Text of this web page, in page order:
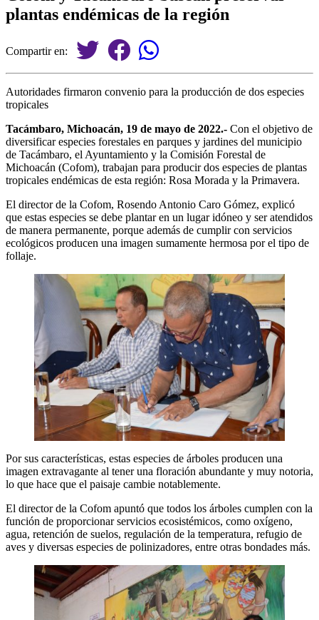
plantas endémicas de la región
Compartir en:
Autoridades firmaron convenio para la producción de dos especies
tropicales
Tacámbaro, Michoacán, 19 de mayo de 2022.- Con el objetivo de
diversificar especies forestales en parques y jardines del municipio
de Tacámbaro, el Ayuntamiento y la Comisión Forestal de
Michoacán (Cofom), trabajan para producir dos especies de plantas
tropicales endémicas de esta región: Rosa Morada y la Primavera.
El director de la Cofom, Rosendo Antonio Caro Gómez, explicó
que estas especies se debe plantar en un lugar idóneo y ser atendidos
de manera permanente, porque además de cumplir con servicios
ecológicos producen una imagen sumamente hermosa por el tipo de
follaje.
Por sus características, estas especies de árboles producen una
imagen extravagante al tener una floración abundante y muy notoria,
lo que hace que el paisaje cambie notablemente.
El director de la Cofom apuntó que todos los árboles cumplen con la
función de proporcionar servicios ecosistémicos, como oxígeno,
agua, retención de suelos, regulación de la temperatura, refugio de
aves y diversas especies de polinizadores, entre otras bondades más.